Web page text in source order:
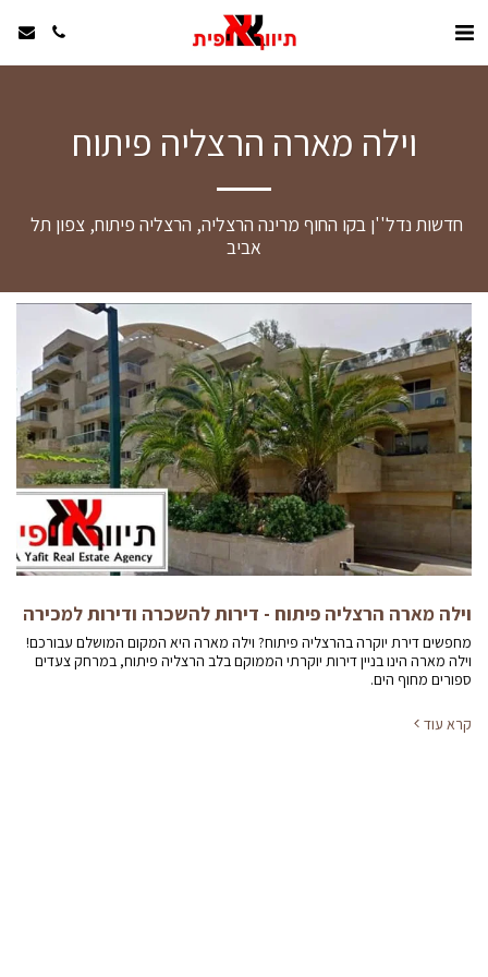
וילה מארה הרצליה פיתוח
אביב
וילה מארה הרצליה פיתוח - דירות להשכרה ודירות למכירה
מחפשים דירת יוקרה בהרצליה פיתוח? וילה מארה היא המקום המושלם עבורכם!
וילה מארה הינו בניין דירות יוקרתי הממוקם בלב הרצליה פיתוח, במרחק צעדים
ספורים מחוף הים.
קרא עוד